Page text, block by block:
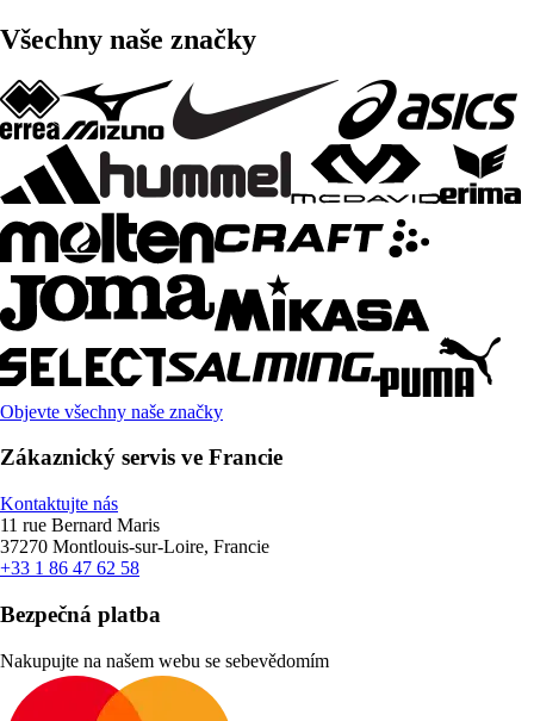
Všechny naše značky
Objevte všechny naše značky
Zákaznický servis ve Francie
Kontaktujte nás
11 rue Bernard Maris
37270 Montlouis-sur-Loire, Francie
+33 1 86 47 62 58
Bezpečná platba
Nakupujte na našem webu se sebevědomím